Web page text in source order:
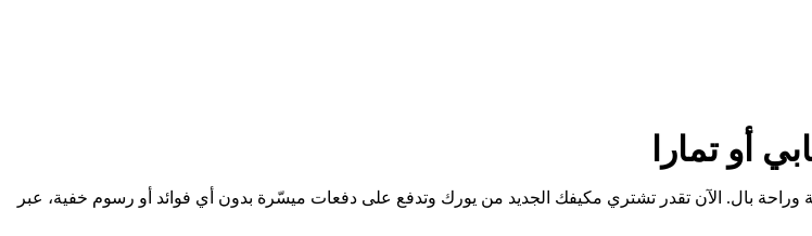
أو تمارا
بال. الآن تقدر تشتري مكيفك الجديد من يورك وتدفع على دفعات ميسّرة بدون أي فوائد أو رسوم خفية، عبر